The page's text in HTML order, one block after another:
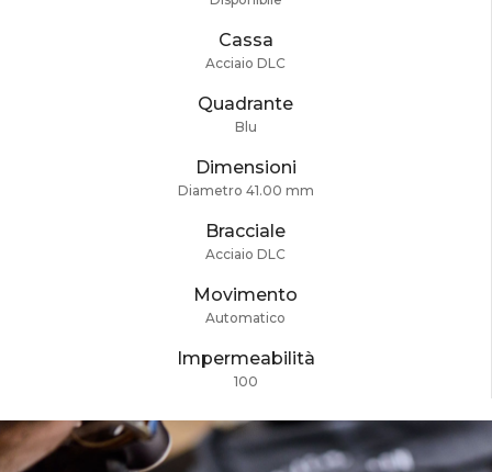
Cassa
Acciaio DLC
Quadrante
Blu
Dimensioni
Diametro 41.00 mm
Bracciale
Acciaio DLC
Movimento
Automatico
Impermeabilità
100